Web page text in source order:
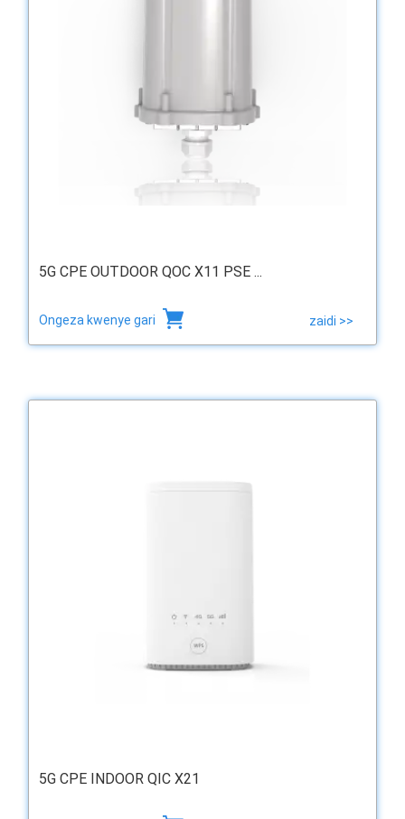
5G CPE OUTDOOR QOC X11 PSE ...
Ongeza kwenye gari zaidi >>
5G CPE INDOOR QIC X21